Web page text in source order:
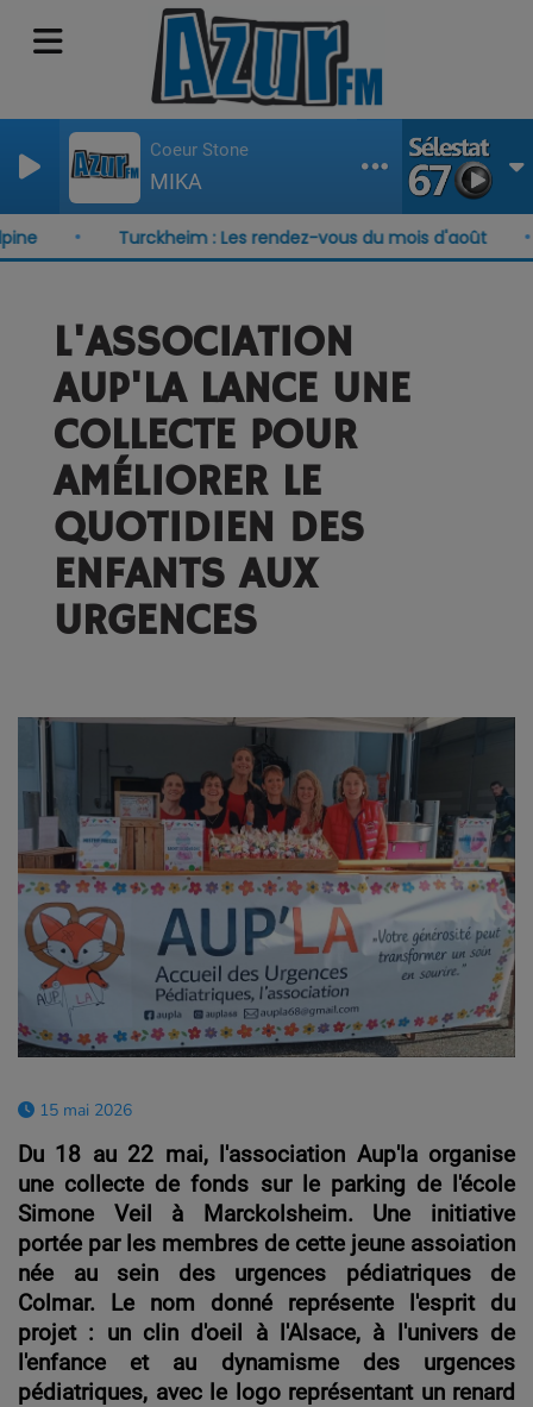
Coeur Stone
MIKA
Turckheim : Les rendez-vous du mois d'août
L'ASSOCIATION
AUP'LA LANCE UNE
COLLECTE POUR
AMÉLIORER LE
QUOTIDIEN DES
ENFANTS AUX
URGENCES
15 mai 2026
Du 18 au 22 mai, l'association Aup'la organise
une collecte de fonds sur le parking de l'école
Simone Veil à Marckolsheim. Une initiative
portée par les membres de cette jeune assoiation
née au sein des urgences pédiatriques de
Colmar. Le nom donné représente l'esprit du
projet : un clin d'oeil à l'Alsace, à l'univers de
l'enfance et au dynamisme des urgences
pédiatriques, avec le logo représentant un renard